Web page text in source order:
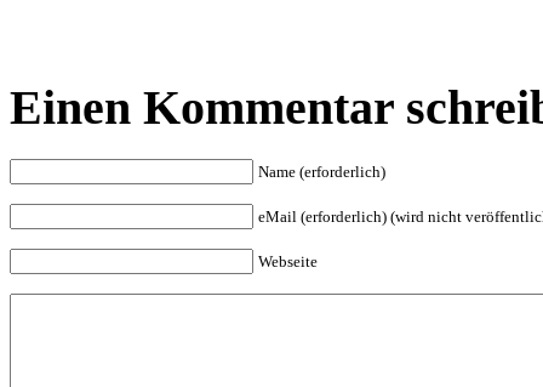
Einen Kommentar
Name (erforderlich)
eMail (erforderlich) (wird nicht
Webseite